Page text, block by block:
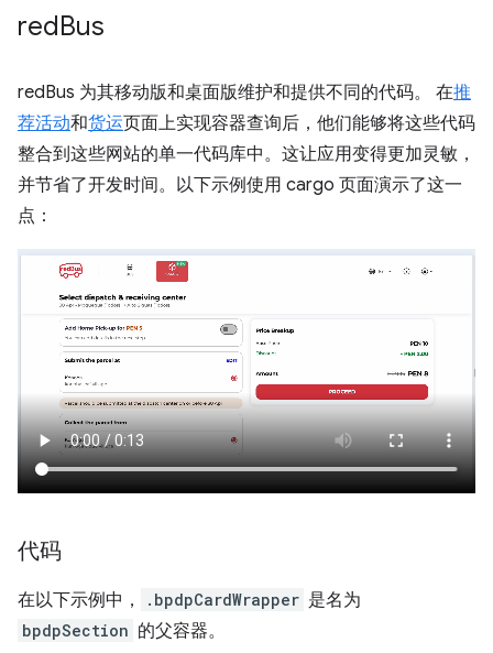
redBus
redBus 为其移动版和桌面版维护和提供不同的代码。 在推
荐活动和货运页面上实现容器查询后，他们能够将这些代码
整合到这些网站的单一代码库中。这让应用变得更加灵敏，
并节省了开发时间。以下示例使用 cargo 页面演示了这一
点：
代码
在以下示例中， .bpdpCardWrapper 是名为
bpdpSection 的父容器。